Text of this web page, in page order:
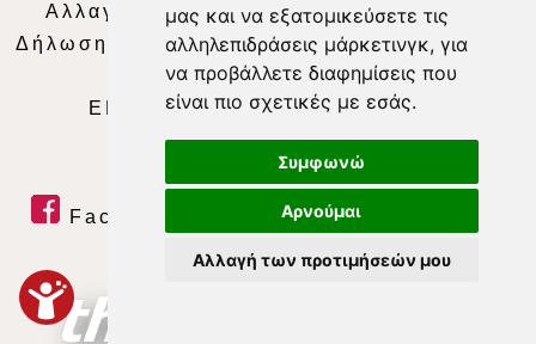
μας και να εξατομικεύσετε τις
αλληλεπιδράσεις μάρκετινγκ, για
να προβάλλετε διαφημίσεις που
είναι πιο σχετικές με εσάς.
Συμφωνώ
Αρνούμαι
Αλλαγή των προτιμήσεών μου
Αλλαγή Προτιμήσεων για τα Cookies
Δήλωση συμμόρφωσης με τη σύσταση (ΕΕ)
2018/334|Ταυτότητα
ΕΝΗΜΕΡΩΣΗ |WEB TV |LIVE
Facebook Twitter|
RSS Feed